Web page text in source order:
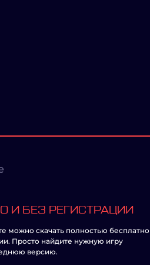
И БЕЗ РЕГИСТРАЦИИ
можно скачать полностью бесплатно
Просто найдите нужную игру
версию.